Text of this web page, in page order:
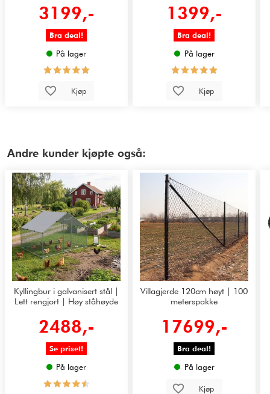
3199,-
Bra deal!
På lager
Kjøp
1399,-
Bra deal!
På lager
Kjøp
Andre kunder kjøpte også:
Kyllingbur i galvanisert stål |
Lett rengjort | Høy ståhøyde
2488,-
Se priset!
På lager
Villagjerde 120cm høyt | 100
meterspakke
17699,-
Bra deal!
På lager
Kjøp